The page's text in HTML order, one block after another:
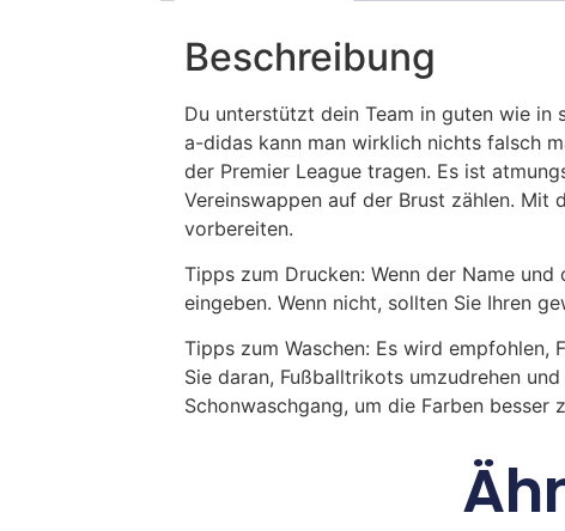
Beschreibung
Du unterstützt dein Team in guten wie in
a-didas kann man wirklich nichts falsch
der Premier League tragen. Es ist
Vereinswappen auf der Brust zählen. Mit
vorbereiten.
Tipps zum Drucken: Wenn der Name
eingeben. Wenn nicht, sollten Sie Ihren
Tipps zum Waschen: Es wird empfohlen,
Sie daran, Fußballtrikots umzudrehen
Schonwaschgang, um die Farben besser